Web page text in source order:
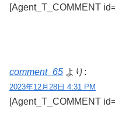
[Agent_T_COMMENT
comment_65 より:
2023年12月28日 4:31 PM
[Agent_T_COMMENT